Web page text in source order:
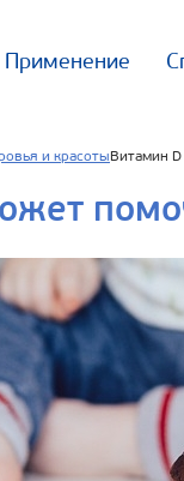
Применение
и красоты Витамин